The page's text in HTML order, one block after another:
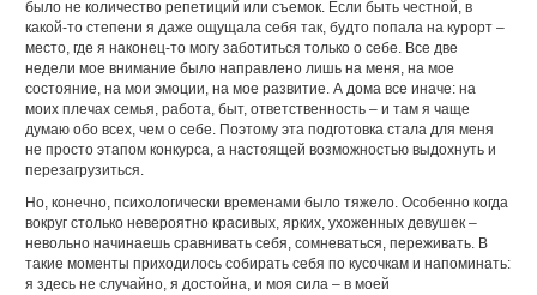
было не количество репетиций или съемок. Если быть честной, в
какой-то степени я даже ощущала себя так, будто попала на курорт –
место, где я наконец-то могу заботиться только о себе. Все две
недели мое внимание было направлено лишь на меня, на мое
состояние, на мои эмоции, на мое развитие. А дома все иначе: на
моих плечах семья, работа, быт, ответственность – и там я чаще
думаю обо всех, чем о себе. Поэтому эта подготовка стала для меня
не просто этапом конкурса, а настоящей возможностью выдохнуть и
перезагрузиться.
Но, конечно, психологически временами было тяжело. Особенно когда
вокруг столько невероятно красивых, ярких, ухоженных девушек –
невольно начинаешь сравнивать себя, сомневаться, переживать. В
такие моменты приходилось собирать себя по кусочкам и напоминать:
я здесь не случайно, я достойна, и моя сила – в моей